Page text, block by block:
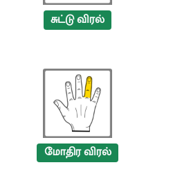
சுட்டு விரல்
மோதிர விரல்